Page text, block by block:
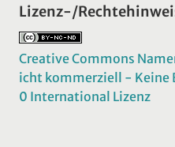
Lizenz-/
Creative Commons
icht kommerziell - Keine
0 International Lizenz